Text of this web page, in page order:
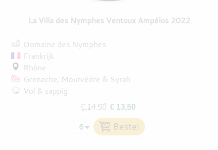
La Villa des Nymphes Ventoux Ampélos 2022
Domaine des Nymphes
Frankrijk
Rhône
Grenache Mourvèdre
Syrah
Vol & sappig
€ 14,50 € 13,50